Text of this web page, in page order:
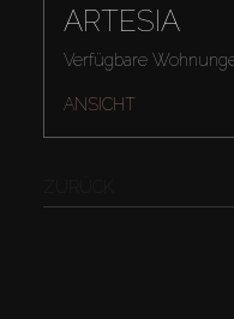
ARTESIA
Verfügbare
ANSICHT